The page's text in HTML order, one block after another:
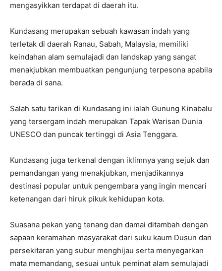
mengasyikkan terdapat di daerah itu.
Kundasang merupakan sebuah kawasan indah yang
terletak di daerah Ranau, Sabah, Malaysia, memiliki
keindahan alam semulajadi dan landskap yang sangat
menakjubkan membuatkan pengunjung terpesona apabila
berada di sana.
Salah satu tarikan di Kundasang ini ialah Gunung Kinabalu
yang tersergam indah merupakan Tapak Warisan Dunia
UNESCO dan puncak tertinggi di Asia Tenggara.
Kundasang juga terkenal dengan iklimnya yang sejuk dan
pemandangan yang menakjubkan, menjadikannya
destinasi popular untuk pengembara yang ingin mencari
ketenangan dari hiruk pikuk kehidupan kota.
Suasana pekan yang tenang dan damai ditambah dengan
sapaan keramahan masyarakat dari suku kaum Dusun dan
persekitaran yang subur menghijau serta menyegarkan
mata memandang, sesuai untuk peminat alam semulajadi